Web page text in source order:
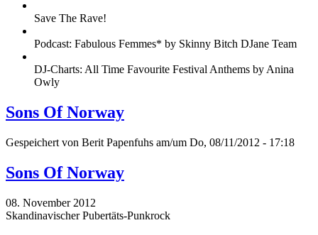
Save The Rave!
Podcast: Fabulous Femmes* by Skinny Bitch DJane Team
DJ-Charts: All Time Favourite Festival Anthems by Anina
Owly
Sons Of Norway
Gespeichert von Berit Papenfuhs am/um Do, 08/11/2012 - 17:18
Sons Of Norway
08. November 2012
Skandinavischer Pubertäts-Punkrock